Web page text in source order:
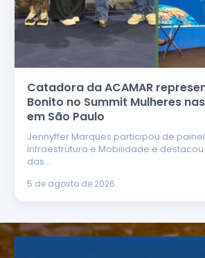
Catadora da ACAMAR
Bonito no Summit Mulheres
em São Paulo
Jennyffer Marques participou de
Infraestrutura e Mobilidade e
das…
5 de agosto de 2026